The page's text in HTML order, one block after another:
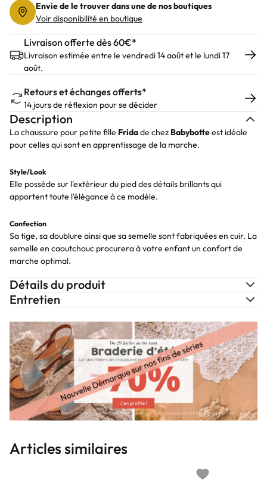
Envie de le trouver dans une de nos boutiques
Voir disponibilité en boutique
Livraison offerte dès 60€*
Livraison estimée entre le vendredi 14 août et le lundi 17
août.
Retours et échanges offerts*
14 jours de réflexion pour se décider
Description
La chaussure pour petite fille Fridade chez Babybotteest idéale
pour celles qui sont en apprentissage de la marche.
Style/Look
Elle possède sur l'extérieur du pied des détails brillants qui
apportent toute l'élégance à ce modèle.
Confection
Sa tige, sa doublure ainsi que sa semelle sont fabriquées en cuir. La
semelle en caoutchouc procurera à votre enfant un confort de
marche optimal.
Détails du produit
Entretien
Articles similaires